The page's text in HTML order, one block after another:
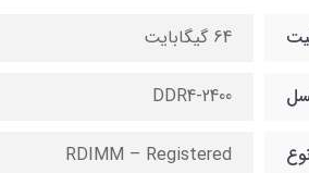
64 گیگابایت
DDR4-2400
RDIMM – Registered